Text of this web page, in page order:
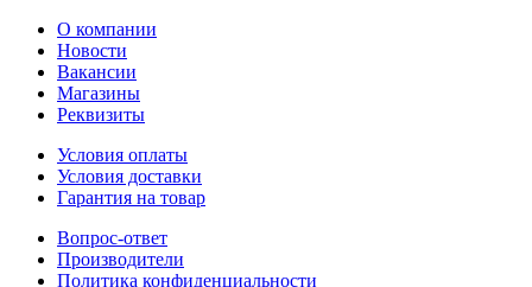
О компании
Новости
Вакансии
Магазины
Реквизиты
Условия оплаты
Условия доставки
Гарантия на товар
Вопрос-ответ
Производители
Политика конфиденциальности